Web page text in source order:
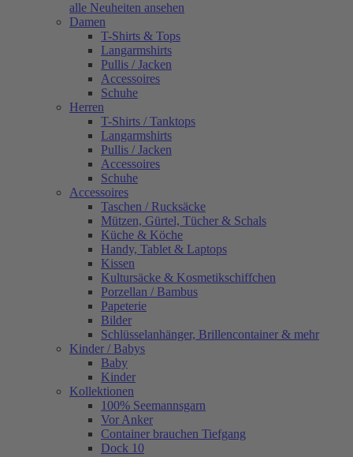
alle Neuheiten ansehen
Damen
T-Shirts & Tops
Langarmshirts
Pullis / Jacken
Accessoires
Schuhe
Herren
T-Shirts / Tanktops
Langarmshirts
Pullis / Jacken
Accessoires
Schuhe
Accessoires
Taschen / Rucksäcke
Mützen, Gürtel, Tücher & Schals
Küche & Köche
Handy, Tablet & Laptops
Kissen
Kultursäcke & Kosmetikschiffchen
Porzellan / Bambus
Papeterie
Bilder
Schlüsselanhänger, Brillencontainer & mehr
Kinder / Babys
Baby
Kinder
Kollektionen
100% Seemannsgarn
Vor Anker
Container brauchen Tiefgang
Dock 10